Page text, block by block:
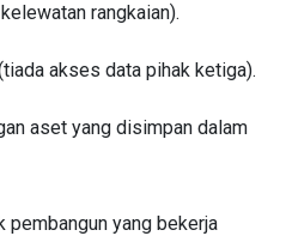
rangkaian).
akses data pihak ketiga).
aset yang disimpan dalam
pembangun yang bekerja